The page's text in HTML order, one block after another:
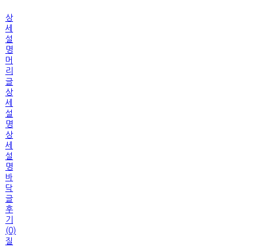
상
세
설
명
머
리
글
상
세
설
명
상
세
설
명
바
닥
글
후
기
(0)
질